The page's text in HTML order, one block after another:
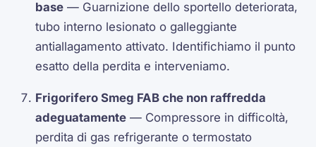
base — Guarnizione dello sportello deteriorata,
tubo interno lesionato o galleggiante
antiallagamento attivato. Identifichiamo il punto
esatto della perdita e interveniamo.
Frigorifero Smeg FAB che non raffredda
adeguatamente — Compressore in difficoltà,
perdita di gas refrigerante o termostato